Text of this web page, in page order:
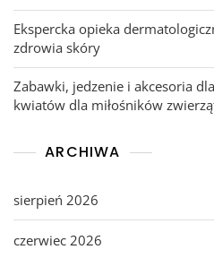
Ekspercka opieka
zdrowia skóry
Zabawki, jedzenie i akcesoria
kwiatów dla miłośników
ARCHIWA
sierpień 2026
czerwiec 2026